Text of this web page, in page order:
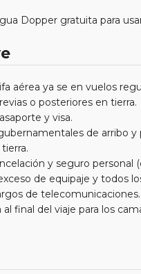
Dopper gratuita para
aérea ya se en vuelos
o posteriores en tierra.
y visa.
de arribo y
y seguro
de equipaje y todos
de telecomunicaciones.
al final del viaje para los